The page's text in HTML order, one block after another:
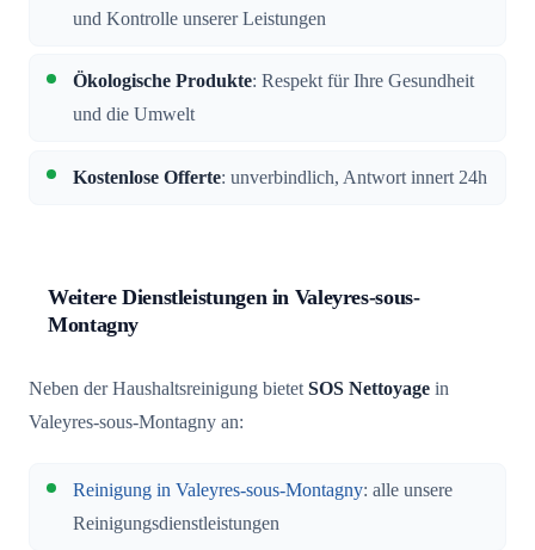
und Kontrolle unserer Leistungen
Ökologische Produkte: Respekt für Ihre Gesundheit
und die Umwelt
Kostenlose Offerte: unverbindlich, Antwort innert 24h
Weitere Dienstleistungen in Valeyres-sous-
Montagny
Neben der Haushaltsreinigung bietetSOS Nettoyage in
Valeyres-sous-Montagny an:
Reinigung in Valeyres-sous-Montagny: alle unsere
Reinigungsdienstleistungen